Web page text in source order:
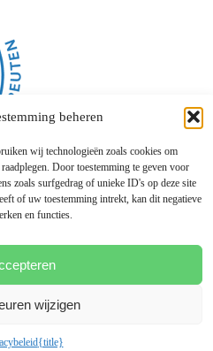
beheren
wij technologieën zoals cookies om
Door toestemming te geven voor
zoals surfgedrag of unieke ID's op deze site
of uw toestemming intrekt, kan dit negatieve
en functies.
wijzigen
{title}
websitesysteem